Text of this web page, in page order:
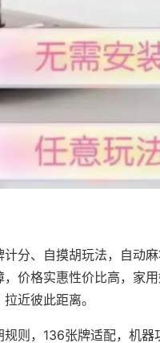
计分、自摸胡玩法，自动
价格实惠性价比高，家
近彼此距离。
则，136张牌适配，机器